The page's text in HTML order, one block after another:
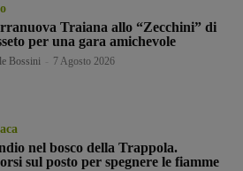
Traiana allo “Zecchini” di
per una gara amichevole
Bossini 7 Agosto 2026
nel bosco della Trappola.
sul posto per spegnere le fiamme